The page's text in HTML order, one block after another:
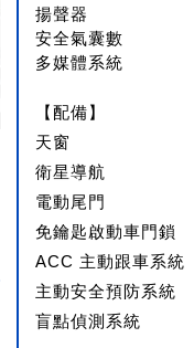
揚聲器
安全氣囊數
多媒體系統
【配備】
天窗
衛星導航
電動尾門
免鑰匙啟動車門鎖
ACC 主動跟車系統
主動安全預防系統
盲點偵測系統